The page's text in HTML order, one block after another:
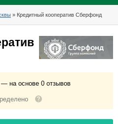
» Кредитный кооператив Сберфонд
— на основе 0 отзывов